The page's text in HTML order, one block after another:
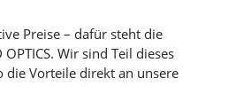
Preise – dafür steht die
OPTICS. Wir sind Teil dieses
die Vorteile direkt an unsere